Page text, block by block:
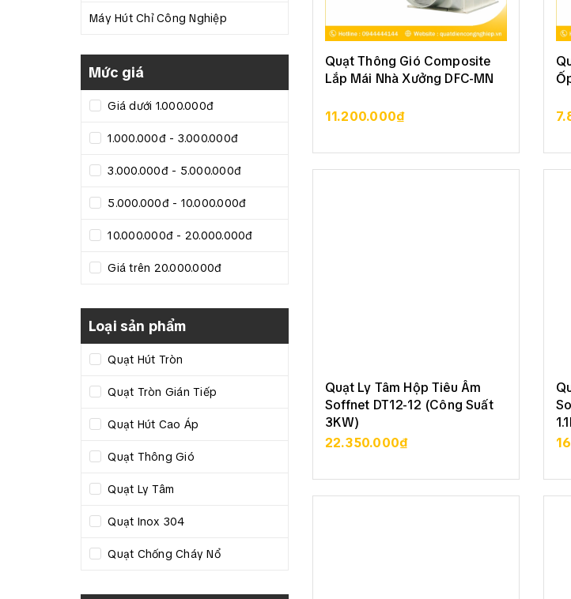
Quạt Thông Gió Composite
Lắp Mái Nhà Xưởng DFC-MN
11.200.000₫XEM CHI TIẾT
Quạt Ly Tâm Hộp Tiêu Âm
Soffnet DT12-12 (Công Suất
3KW)
22.350.000₫XEM CHI TIẾT
Máy Hút Chỉ Công Nghiệp
Mức giá
Giá dưới 1.000.000đ
1.000.000đ - 3.000.000đ
3.000.000đ - 5.000.000đ
5.000.000đ - 10.000.000đ
10.000.000đ - 20.000.000đ
Giá trên 20.000.000đ
Loại sản phẩm
Quạt Hút Tròn
Quạt Tròn Gián Tiếp
Quạt Hút Cao Áp
Quạt Thông Gió
Quạt Ly Tâm
Quạt Inox 304
Quạt Chống Cháy Nổ